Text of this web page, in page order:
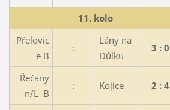
11. kolo
Přelovic
e B
:
Lány na
Důlku
3 : 0
Řečany
n/L B
: Kojice 2 : 4